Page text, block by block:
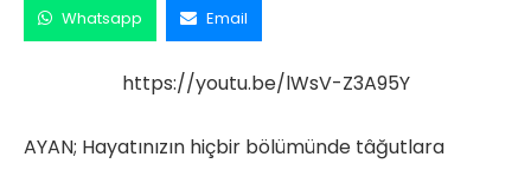
Whatsapp Email
https://youtu.be/lWsV-Z3A95Y
AYAN; Hayatınızın hiçbir bölümünde tâğutlara